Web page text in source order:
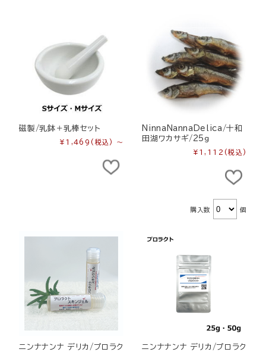
磁製/乳鉢＋乳棒セット
¥1,469 (税込) ～
NinnaNannaDelica/十和
田湖ワカサギ/25ｇ
¥1,112 (税込)
購入数 個
ニンナナンナ デリカ/プロラク
ニンナナンナ デリカ/プロラク